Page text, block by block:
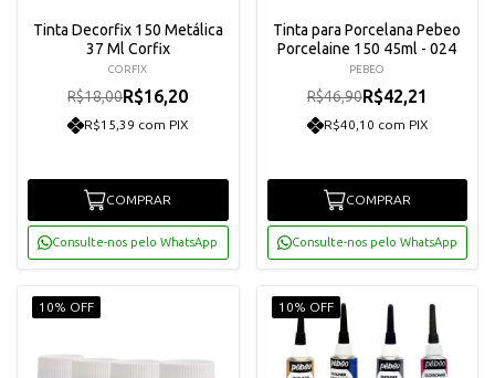
Tinta Decorfix 150 Metálica
37 Ml Corfix
CORFIX
R$18,00R$16,20
R$15,39 com PIX
COMPRAR
Consulte-nos pelo WhatsApp
Tinta para Porcelana Pebeo
Porcelaine 150 45ml - 024
PEBEO
R$46,90R$42,21
R$40,10 com PIX
COMPRAR
Consulte-nos pelo WhatsApp
10% OFF 10% OFF